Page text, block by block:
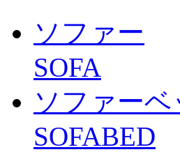
ソファー
SOFA
ソファーベ
SOFABED